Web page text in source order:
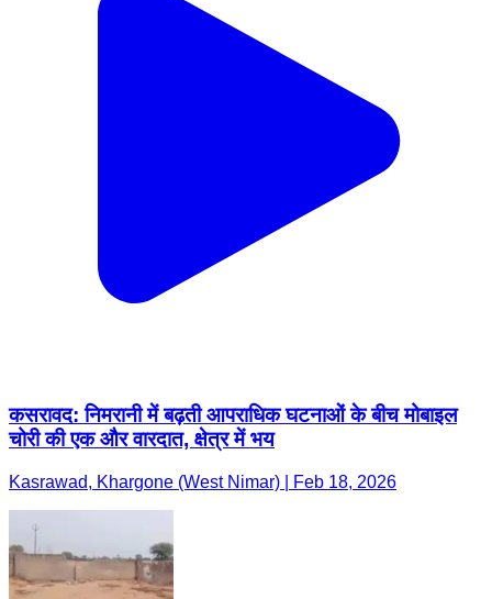
कसरावद: निमरानी में बढ़ती आपराधिक घटनाओं के बीच मोबाइल
चोरी की एक और वारदात, क्षेत्र में भय
Kasrawad, Khargone (West Nimar) | Feb 18, 2026